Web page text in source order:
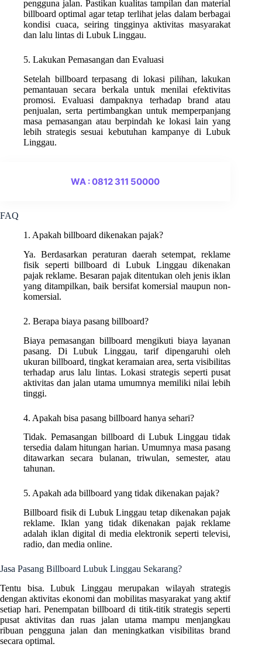
pengguna jalan. Pastikan kualitas tampilan dan material
billboard optimal agar tetap terlihat jelas dalam berbagai
kondisi cuaca, seiring tingginya aktivitas masyarakat
dan lalu lintas di Lubuk Linggau.
5. Lakukan Pemasangan dan Evaluasi
Setelah billboard terpasang di lokasi pilihan, lakukan
pemantauan secara berkala untuk menilai efektivitas
promosi. Evaluasi dampaknya terhadap brand atau
penjualan, serta pertimbangkan untuk memperpanjang
masa pemasangan atau berpindah ke lokasi lain yang
lebih strategis sesuai kebutuhan kampanye di Lubuk
Linggau.
WA : 0812 311 50000
FAQ
1. Apakah billboard dikenakan pajak?
Ya. Berdasarkan peraturan daerah setempat, reklame
fisik seperti billboard di Lubuk Linggau dikenakan
pajak reklame. Besaran pajak ditentukan oleh jenis iklan
yang ditampilkan, baik bersifat komersial maupun non-
komersial.
2. Berapa biaya pasang billboard?
Biaya pemasangan billboard mengikuti biaya layanan
pasang. Di Lubuk Linggau, tarif dipengaruhi oleh
ukuran billboard, tingkat keramaian area, serta visibilitas
terhadap arus lalu lintas. Lokasi strategis seperti pusat
aktivitas dan jalan utama umumnya memiliki nilai lebih
tinggi.
4. Apakah bisa pasang billboard hanya sehari?
Tidak. Pemasangan billboard di Lubuk Linggau tidak
tersedia dalam hitungan harian. Umumnya masa pasang
ditawarkan secara bulanan, triwulan, semester, atau
tahunan.
5. Apakah ada billboard yang tidak dikenakan pajak?
Billboard fisik di Lubuk Linggau tetap dikenakan pajak
reklame. Iklan yang tidak dikenakan pajak reklame
adalah iklan digital di media elektronik seperti televisi,
radio, dan media online.
Jasa Pasang Billboard Lubuk Linggau Sekarang?
Tentu bisa. Lubuk Linggau merupakan wilayah strategis
dengan aktivitas ekonomi dan mobilitas masyarakat yang aktif
setiap hari. Penempatan billboard di titik-titik strategis seperti
pusat aktivitas dan ruas jalan utama mampu menjangkau
ribuan pengguna jalan dan meningkatkan visibilitas brand
secara optimal.